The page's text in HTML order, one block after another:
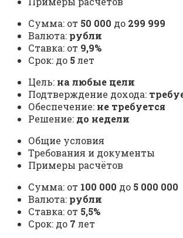
Сумма: от 50 000 до 299 999
Валюта: рубли
Ставка: от 9,9%
Срок: до 5лет
Цель: на любые цели
Подтверждение дохода:
Обеспечение: не требуется
Решение: до недели
Общие условия
Требования и документы
Примеры расчётов
Сумма: от 100 000 до 5 000 000
Валюта: рубли
Ставка: от 5,5%
Срок: до 7 лет